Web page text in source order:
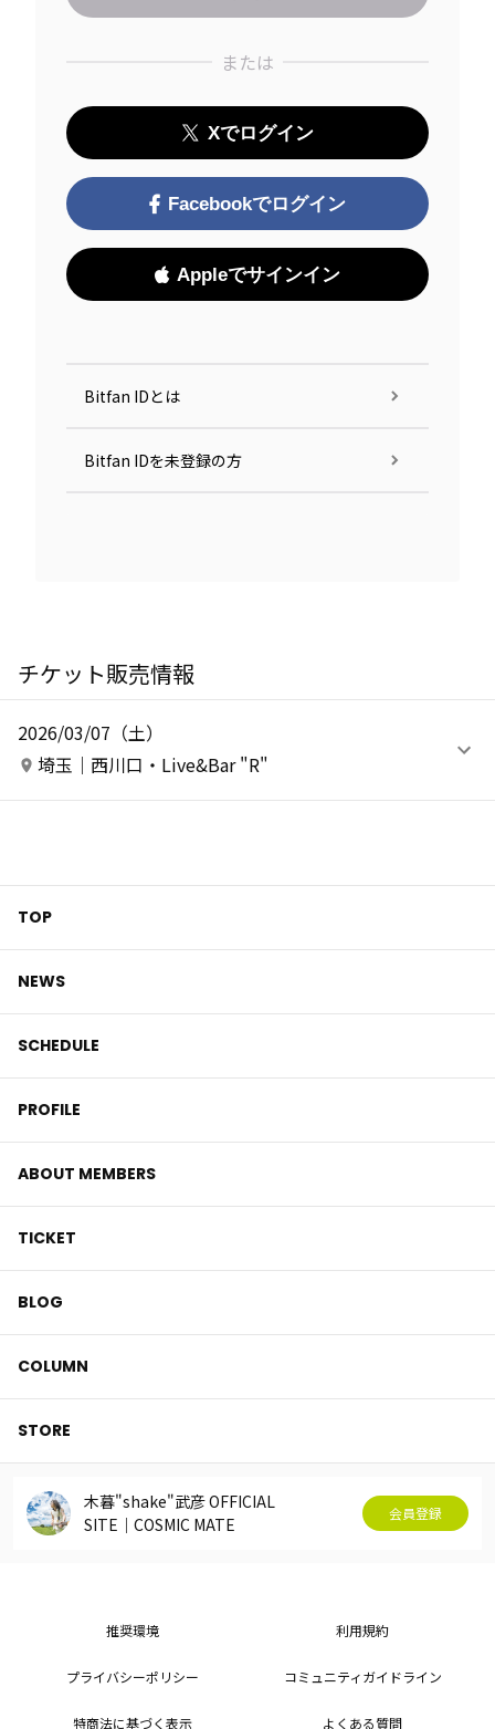
または
Xでログイン
Facebookでログイン
Appleでサインイン
Bitfan IDとは
Bitfan IDを未登録の方
チケット販売情報
2026/03/07（土）
埼玉｜西川口・Live&Bar "R"
TOP
NEWS
SCHEDULE
PROFILE
ABOUT MEMBERS
TICKET
BLOG
COLUMN
STORE
木暮"shake"武彦 OFFICIAL
SITE│COSMIC MATE
会員登録
推奨環境 利用規約
プライバシーポリシー コミュニティガイドライン
特商法に基づく表示 よくある質問